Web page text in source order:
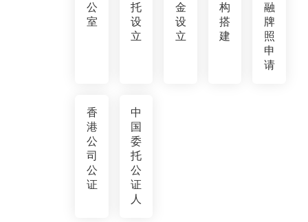
公
室
托
设
立
金
设
立
构
搭
建
融
牌
照
申
请
香
港
公
司
公
证
中
国
委
托
公
证
人